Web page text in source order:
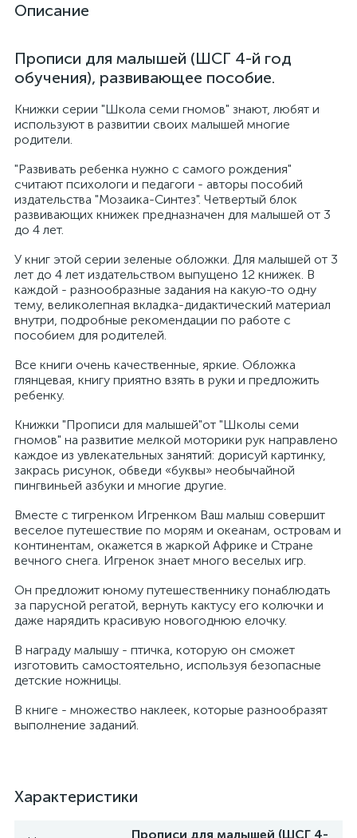
Описание
Прописи для малышей (ШСГ 4-й год
обучения), развивающее пособие.
Книжки серии "Школа семи гномов" знают, любят и
используют в развитии своих малышей многие
родители.
"Развивать ребенка нужно с самого рождения"
считают психологи и педагоги - авторы пособий
издательства "Мозаика-Синтез". Четвертый блок
развивающих книжек предназначен для малышей от 3
до 4 лет.
У книг этой серии зеленые обложки. Для малышей от 3
лет до 4 лет издательством выпущено 12 книжек. В
каждой - разнообразные задания на какую-то одну
тему, великолепная вкладка-дидактический материал
внутри, подробные рекомендации по работе с
пособием для родителей.
Все книги очень качественные, яркие. Обложка
глянцевая, книгу приятно взять в руки и предложить
ребенку.
Книжки "Прописи для малышей"от "Школы семи
гномов" на развитие мелкой моторики рук направлено
каждое из увлекательных занятий: дорисуй картинку,
закрась рисунок, обведи «буквы» необычайной
пингвиньей азбуки и многие другие.
Вместе с тигренком Игренком Ваш малыш совершит
веселое путешествие по морям и океанам, островам и
континентам, окажется в жаркой Африке и Стране
вечного снега. Игренок знает много веселых игр.
Он предложит юному путешественнику понаблюдать
за парусной регатой, вернуть кактусу его колючки и
даже нарядить красивую новогоднюю елочку.
В награду малышу - птичка, которую он сможет
изготовить самостоятельно, используя безопасные
детские ножницы.
В книге - множество наклеек, которые разнообразят
выполнение заданий.
Характеристики
Прописи для малышей (ШСГ 4-